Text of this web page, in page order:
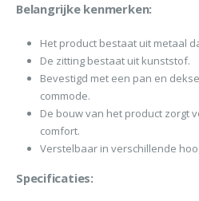
Belangrijke kenmerken:
Het product bestaat uit metaal
De zitting bestaat uit kunststof.
Bevestigd met een pan en
commode.
De bouw van het product zorgt
comfort.
Verstelbaar in verschillende
Specificaties: